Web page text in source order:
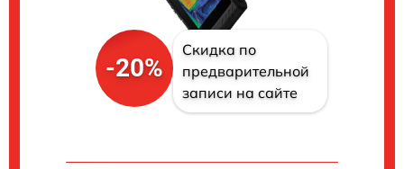
-20%
Скидка по
предварительной
записи на сайте